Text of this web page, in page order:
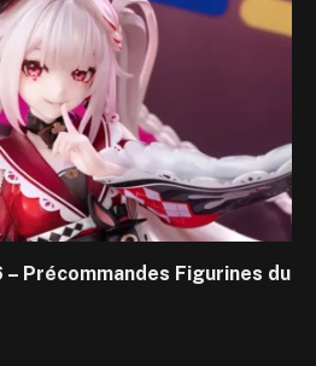
Précommandes Figurines du